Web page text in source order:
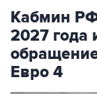
Кабмин
2027 года
Евро 4